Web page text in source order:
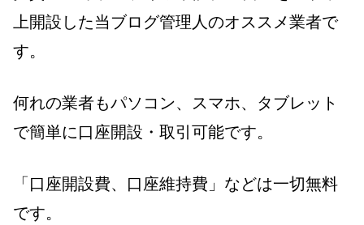
上開設した当ブログ管理人のオススメ業者で
す。
何れの業者もパソコン、スマホ、タブレット
で簡単に口座開設・取引可能です。
「口座開設費、口座維持費」などは一切無料
です。